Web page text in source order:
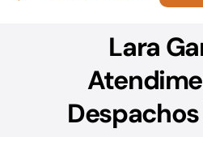
Linhas de Crédito
Lara